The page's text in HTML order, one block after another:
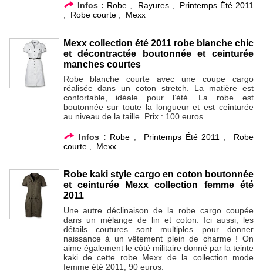
Infos : Robe , Rayures, Printemps Été 2011
, Robe courte, Mexx
Mexx collection été 2011 robe blanche chic
et décontractée boutonnée et ceinturée
manches courtes
Robe blanche courte avec une coupe cargo
réalisée dans un coton stretch. La matière est
confortable, idéale pour l’été. La robe est
boutonnée sur toute la longueur et est ceinturée
au niveau de la taille. Prix : 100 euros.
Infos : Robe Printemps Été 2011
Robe
courte, Mexx
Robe kaki style cargo en coton boutonnée
et ceinturée Mexx collection femme été
2011
Une autre déclinaison de la robe cargo coupée
dans un mélange de lin et coton. Ici aussi, les
détails coutures sont multiples pour donner
naissance à un vêtement plein de charme ! On
aime également le côté militaire donné par la teinte
kaki de cette robe Mexx de la collection mode
femme été 2011, 90 euros.